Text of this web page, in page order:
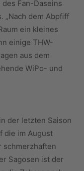
Fan-Daseins
„Nach dem Abpfiff
ein kleines
einige THW-
aus dem
WiPo- und
der letzten Saison
die im August
schmerzhaften
Sagosen ist der